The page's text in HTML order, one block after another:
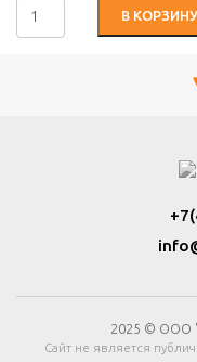
В КОРЗИНУ
2025 © ООО
Сайт не является